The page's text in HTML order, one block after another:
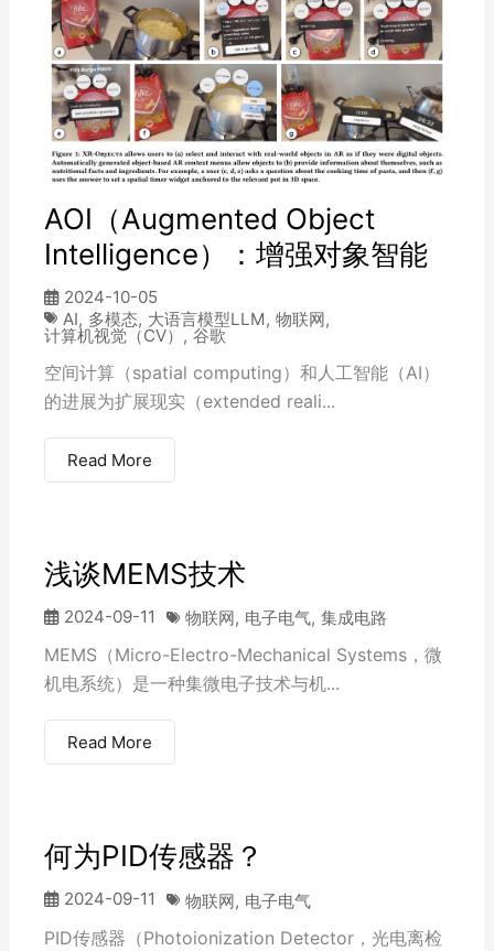
AOI（Augmented Object
Intelligence）：增强对象智能
2024-10-05
AI, 多模态, 大语言模型LLM, 物联网,
计算机视觉（CV） , 谷歌
空间计算（spatial computing）和人工智能（AI）
的进展为扩展现实（extended reali...
Read More
浅谈MEMS技术
2024-09-11 物联网, 电子电气, 集成电路
MEMS（Micro-Electro-Mechanical Systems，微
机电系统）是一种集微电子技术与机...
Read More
何为PID传感器？
2024-09-11 物联网, 电子电气
PID传感器（Photoionization Detector，光电离检